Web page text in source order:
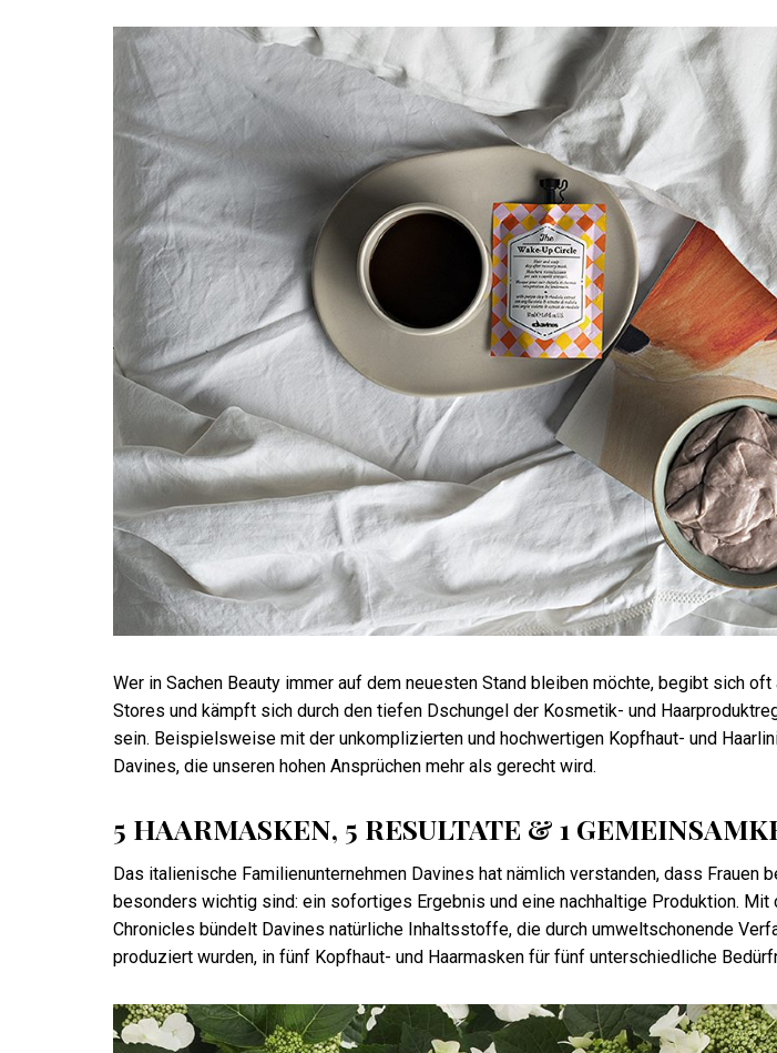
Wer in Sachen Beauty immer auf dem neuesten Stand bleiben möchte, begibt sich
Stores und kämpft sich durch den tiefen Dschungel der Kosmetik- und
sein. Beispielsweise mit der unkomplizierten und hochwertigen Kopfhaut- und
Davines, die unseren hohen Ansprüchen mehr als gerecht wird.
5 HAARMASKEN, 5 RESULTATE & 1
Das italienische Familienunternehmen Davines hat nämlich verstanden, dass Frauen
besonders wichtig sind: ein sofortiges Ergebnis und eine nachhaltige Produktion. Mit
Chronicles bündelt Davines natürliche Inhaltsstoffe, die durch umweltschonende
produziert wurden, in fünf Kopfhaut- und Haarmasken für fünf unterschiedliche